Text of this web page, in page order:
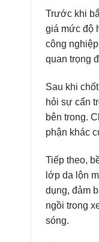
Trước khi
giá mức độ
công
quan trọng
Sau khi
hỏi sự cẩn
bên trong.
phận khác
Tiếp theo,
lớp da lộn
dụng, đảm
ngồi trong
sóng.